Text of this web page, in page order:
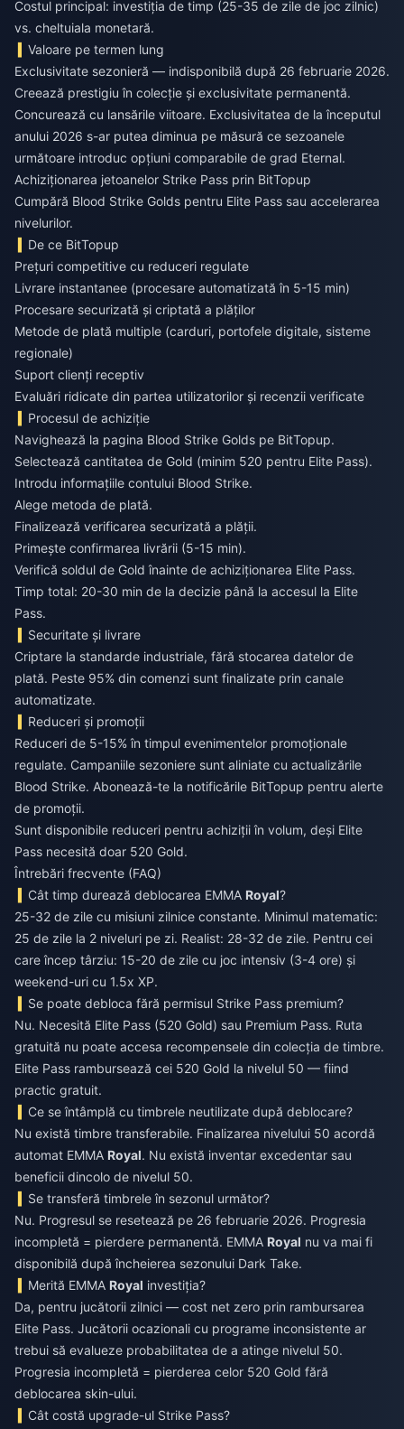
Costul principal: investiția de timp (25-35 de zile de joc zilnic)
vs. cheltuiala monetară.
Valoare pe termen lung
Exclusivitate sezonieră — indisponibilă după 26 februarie 2026.
Creează prestigiu în colecție și exclusivitate permanentă.
Concurează cu lansările viitoare. Exclusivitatea de la începutul
anului 2026 s-ar putea diminua pe măsură ce sezoanele
următoare introduc opțiuni comparabile de grad Eternal.
Achiziționarea jetoanelor Strike Pass prin BitTopup
Cumpără Blood Strike Golds pentru Elite Pass sau accelerarea
nivelurilor.
De ce BitTopup
Prețuri competitive cu reduceri regulate
Livrare instantanee (procesare automatizată în 5-15 min)
Procesare securizată și criptată a plăților
Metode de plată multiple (carduri, portofele digitale, sisteme
regionale)
Suport clienți receptiv
Evaluări ridicate din partea utilizatorilor și recenzii verificate
Procesul de achiziție
Navighează la pagina Blood Strike Golds pe BitTopup.
Selectează cantitatea de Gold (minim 520 pentru Elite Pass).
Introdu informațiile contului Blood Strike.
Alege metoda de plată.
Finalizează verificarea securizată a plății.
Primește confirmarea livrării (5-15 min).
Verifică soldul de Gold înainte de achiziționarea Elite Pass.
Timp total: 20-30 min de la decizie până la accesul la Elite
Pass.
Securitate și livrare
Criptare la standarde industriale, fără stocarea datelor de
plată. Peste 95% din comenzi sunt finalizate prin canale
automatizate.
Reduceri și promoții
Reduceri de 5-15% în timpul evenimentelor promoționale
regulate. Campaniile sezoniere sunt aliniate cu actualizările
Blood Strike. Abonează-te la notificările BitTopup pentru alerte
de promoții.
Sunt disponibile reduceri pentru achiziții în volum, deși Elite
Pass necesită doar 520 Gold.
Întrebări frecvente (FAQ)
Cât timp durează deblocarea EMMA Royal?
25-32 de zile cu misiuni zilnice constante. Minimul matematic:
25 de zile la 2 niveluri pe zi. Realist: 28-32 de zile. Pentru cei
care încep târziu: 15-20 de zile cu joc intensiv (3-4 ore) și
weekend-uri cu 1.5x XP.
Se poate debloca fără permisul Strike Pass premium?
Nu. Necesită Elite Pass (520 Gold) sau Premium Pass. Ruta
gratuită nu poate accesa recompensele din colecția de timbre.
Elite Pass rambursează cei 520 Gold la nivelul 50 — fiind
practic gratuit.
Ce se întâmplă cu timbrele neutilizate după deblocare?
Nu există timbre transferabile. Finalizarea nivelului 50 acordă
automat EMMA Royal. Nu există inventar excedentar sau
beneficii dincolo de nivelul 50.
Se transferă timbrele în sezonul următor?
Nu. Progresul se resetează pe 26 februarie 2026. Progresia
incompletă = pierdere permanentă. EMMA Royal nu va mai fi
disponibilă după încheierea sezonului Dark Take.
Merită EMMA Royal investiția?
Da, pentru jucătorii zilnici — cost net zero prin rambursarea
Elite Pass. Jucătorii ocazionali cu programe inconsistente ar
trebui să evalueze probabilitatea de a atinge nivelul 50.
Progresia incompletă = pierderea celor 520 Gold fără
deblocarea skin-ului.
Cât costă upgrade-ul Strike Pass?